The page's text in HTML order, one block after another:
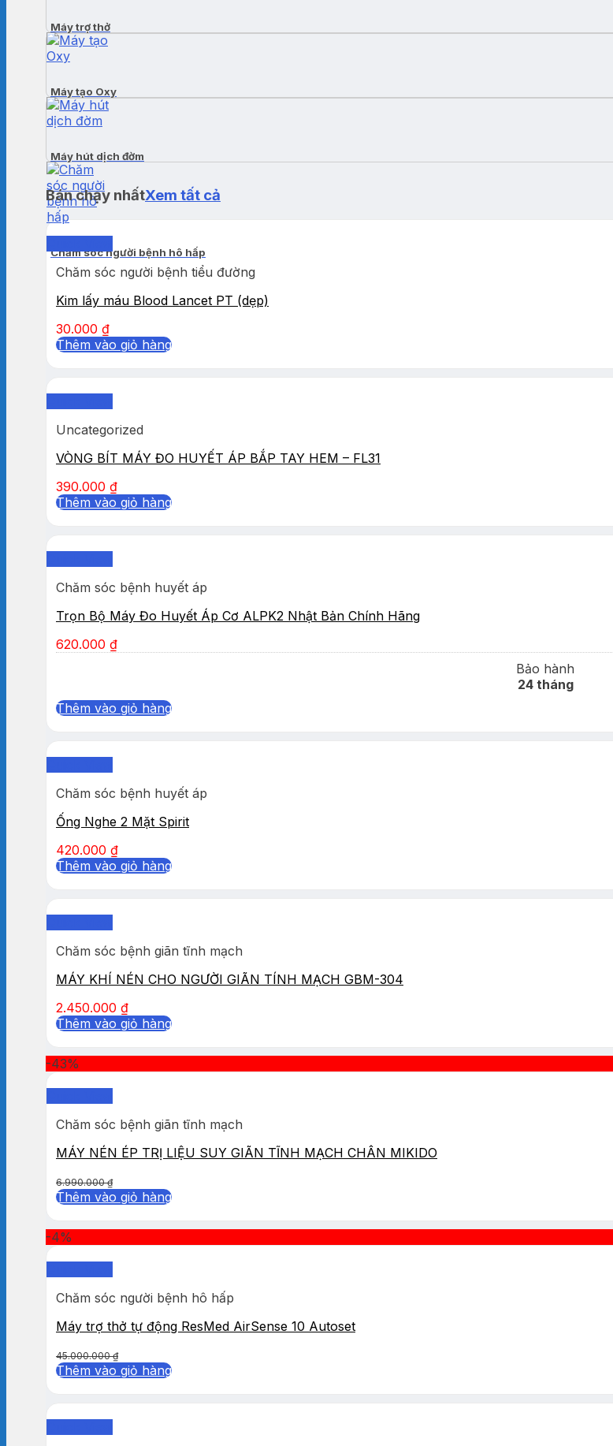
Máy trợ thở
Máy tạo Oxy
Máy hút dịch đờm
Chăm sóc người bệnh hô hấp
Bán chạy nhấtXem tất cả
Chăm sóc người bệnh tiểu đường
Kim lấy máu Blood Lancet PT (dẹp)
30.000 ₫
Thêm vào giỏ hàng
Uncategorized
VÒNG BÍT MÁY ĐO HUYẾT ÁP BẮP TAY HEM – FL31
390.000 ₫
Thêm vào giỏ hàng
Chăm sóc bệnh huyết áp
Trọn Bộ Máy Đo Huyết Áp Cơ ALPK2 Nhật Bản Chính Hãng
620.000 ₫
Bảo hành
24 tháng
Thêm vào giỏ hàng
Chăm sóc bệnh huyết áp
Ống Nghe 2 Mặt Spirit
420.000 ₫
Thêm vào giỏ hàng
Chăm sóc bệnh giãn tĩnh mạch
MÁY KHÍ NÉN CHO NGƯỜI GIÃN TÍNH MẠCH GBM-304
2.450.000 ₫
Thêm vào giỏ hàng
-43%
Chăm sóc bệnh giãn tĩnh mạch
MÁY NÉN ÉP TRỊ LIỆU SUY GIÃN TĨNH MẠCH CHÂN MIKIDO
6.990.000₫
Thêm vào giỏ hàng
-4%
Chăm sóc người bệnh hô hấp
Máy trợ thở tự động ResMed AirSense 10 Autoset
45.000.000₫
Thêm vào giỏ hàng